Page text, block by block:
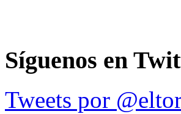
Síguenos en
Tweets por